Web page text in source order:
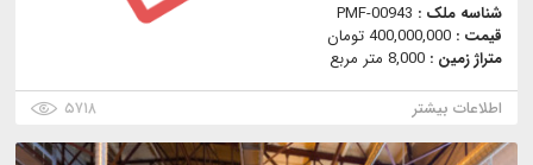
شناسه ملک : PMF-00943
قیمت : 400,000,000 تومان
متراژ زمین : 8,000 متر مربع
اطلاعات بیشتر
۵۷۱۸